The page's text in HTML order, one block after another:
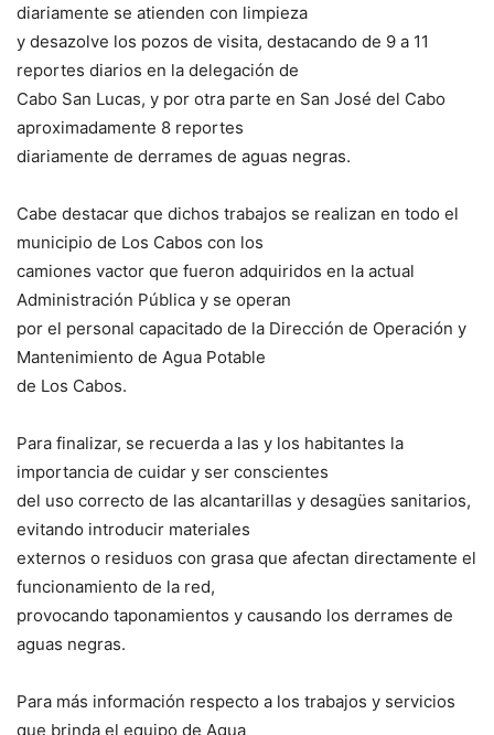
diariamente se atienden con limpieza
y desazolve los pozos de visita, destacando de 9 a 11
reportes diarios en la delegación de
Cabo San Lucas, y por otra parte en San José del Cabo
aproximadamente 8 reportes
diariamente de derrames de aguas negras.
Cabe destacar que dichos trabajos se realizan en todo el
municipio de Los Cabos con los
camiones vactor que fueron adquiridos en la actual
Administración Pública y se operan
por el personal capacitado de la Dirección de Operación y
Mantenimiento de Agua Potable
de Los Cabos.
Para finalizar, se recuerda a las y los habitantes la
importancia de cuidar y ser conscientes
del uso correcto de las alcantarillas y desagües sanitarios,
evitando introducir materiales
externos o residuos con grasa que afectan directamente el
funcionamiento de la red,
provocando taponamientos y causando los derrames de
aguas negras.
Para más información respecto a los trabajos y servicios
que brinda el equipo de Agua